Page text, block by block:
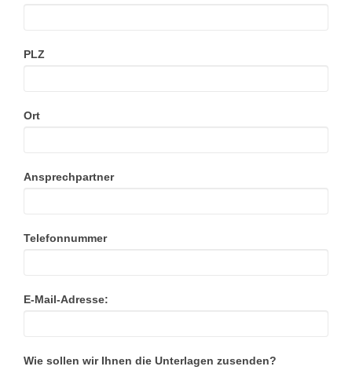
PLZ
Ort
Ansprechpartner
Telefonnummer
E-Mail-Adresse:
Wie sollen wir Ihnen die Unterlagen zusenden?